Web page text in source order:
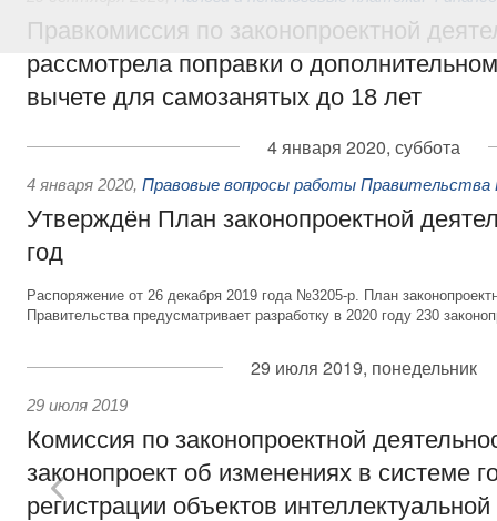
Правкомиссия по законопроектной
рассмотрела поправки о
вычете для самозанятых до 18 лет
4 января 2020, суббота
4 января 2020, Правовые вопросы работы Правительства
Утверждён План законопроектной
год
Распоряжение от 26 декабря 2019 года №3205-р. План
Правительства предусматривает разработку в 2020 году 230
29 июля 2019, понедельник
29 июля 2019
Комиссия по законопроектной
законопроект об изменениях в системе
регистрации объектов